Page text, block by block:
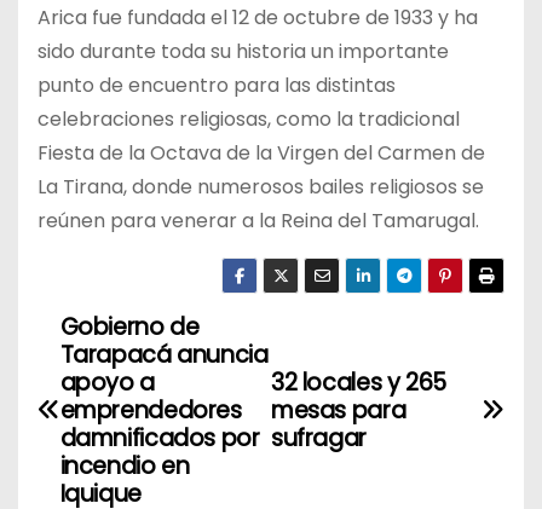
Arica fue fundada el 12 de octubre de 1933 y ha
sido durante toda su historia un importante
punto de encuentro para las distintas
celebraciones religiosas, como la tradicional
Fiesta de la Octava de la Virgen del Carmen de
La Tirana, donde numerosos bailes religiosos se
reúnen para venerar a la Reina del Tamarugal.
N
a
32 locales y 265
mesas para
sufragar
Gobierno de
Tarapacá anuncia
apoyo a
emprendedores
damnificados por
incendio en
Iquique